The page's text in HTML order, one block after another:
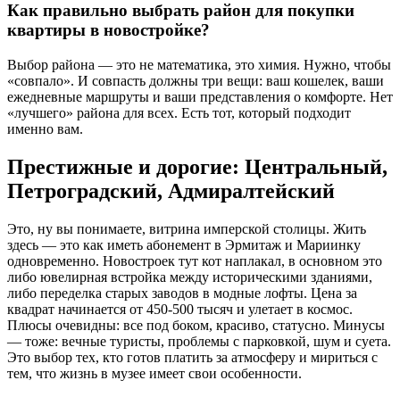
Как правильно выбрать район для покупки
квартиры в новостройке?
Выбор района — это не математика, это химия. Нужно, чтобы
«совпало». И совпасть должны три вещи: ваш кошелек, ваши
ежедневные маршруты и ваши представления о комфорте. Нет
«лучшего» района для всех. Есть тот, который подходит
именно вам.
Престижные и дорогие: Центральный,
Петроградский, Адмиралтейский
Это, ну вы понимаете, витрина имперской столицы. Жить
здесь — это как иметь абонемент в Эрмитаж и Мариинку
одновременно. Новостроек тут кот наплакал, в основном это
либо ювелирная встройка между историческими зданиями,
либо переделка старых заводов в модные лофты. Цена за
квадрат начинается от 450-500 тысяч и улетает в космос.
Плюсы очевидны: все под боком, красиво, статусно. Минусы
— тоже: вечные туристы, проблемы с парковкой, шум и суета.
Это выбор тех, кто готов платить за атмосферу и мириться с
тем, что жизнь в музее имеет свои особенности.